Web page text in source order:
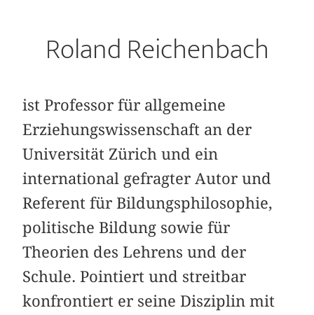
Roland Reichenbach
ist Professor für allgemeine
Erziehungswissenschaft an der
Universität Zürich und ein
international gefragter Autor und
Referent für Bildungsphilosophie,
politische Bildung sowie für
Theorien des Lehrens und der
Schule. Pointiert und streitbar
konfrontiert er seine Disziplin mit